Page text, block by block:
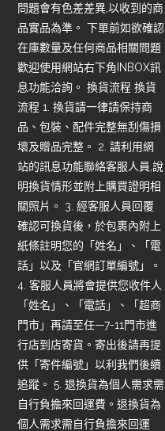
問題會有色差差異,以收到的商
品實品為準。 下單前如欲確認
在庫數量及任何商品相關問題
歡迎使用網站右下角INBOX訊
息功能洽詢。 換貨流程 換貨
流程 1. 換貨請一律請保持商
品、包裝、配件完整無刮傷損
壞及贈品完整。 2. 請利用網
站的訊息功能聯絡客服人員,說
明換貨情形並附上購買證明相
關照片。 3. 經客服人員回覆
確認可換貨後，於包裹內附上
紙條註明您的「姓名」、「電
話」以及「官網訂單編號」。
4. 客服人員將會提供您收件人
「姓名」、「電話」、「超商
門市」再請至任—7-11門市進
行店到店寄貨。寄出後請再提
供「寄件編號」以利我們後續
追蹤。 5. 退換貨為個人需求需
自行負擔來回運費。退換貨為
個人需求需自行負擔來回運